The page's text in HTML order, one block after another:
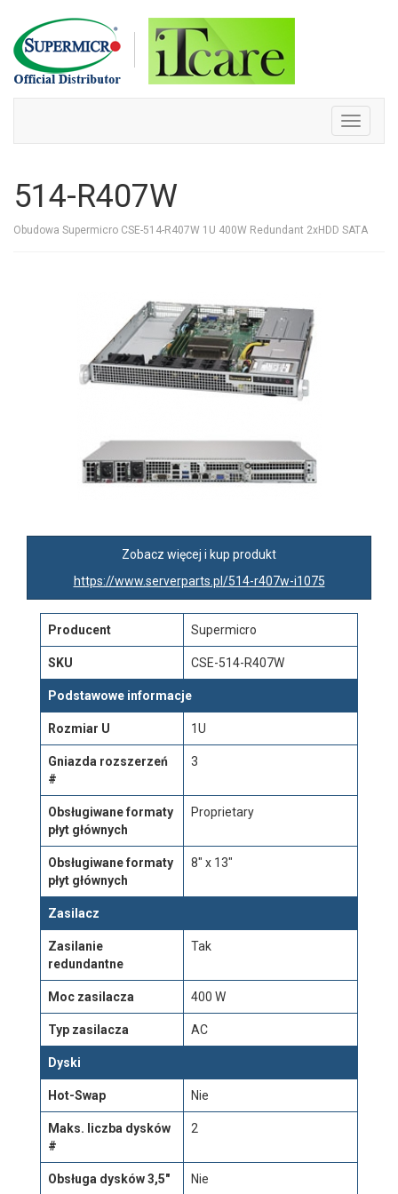
Skip
to
content
Toggle
514-R407W
Obudowa Supermicro CSE-514-R407W 1U 400W Redundant 2xHDD SATA
Zobacz więcej i kup produkt
https://www.serverparts.pl/514-r407w-i1075
Producent Supermicro
SKU CSE-514-R407W
Podstawowe informacje
Rozmiar U 1U
Gniazda rozszerzeń
#
3
Obsługiwane formaty
płyt głównych
Proprietary
Obsługiwane formaty
płyt głównych
8" x 13"
Zasilacz
Zasilanie
redundantne
Tak
Moc zasilacza 400 W
Typ zasilacza AC
Dyski
Hot-Swap Nie
Maks. liczba dysków
#
2
Obsługa dysków 3,5" Nie